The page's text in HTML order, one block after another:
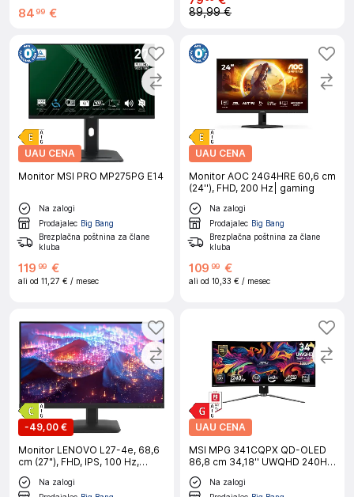
84 99 € 89,99 €
UAU CENA
Monitor MSI PRO MP275PG E14
Na zalogi
Prodajalec Big Bang
Brezplačna poštnina za člane
kluba
119 99 €
ali od 11,27 € / mesec
UAU CENA
Monitor AOC 24G4HRE 60,6 cm
(24''), FHD, 200 Hz| gaming
Na zalogi
Prodajalec Big Bang
Brezplačna poštnina za člane
kluba
109 99 €
ali od 10,33 € / mesec
-49,00 €
Monitor LENOVO L27-4e, 68,6
cm (27"), FHD, IPS, 100 Hz,
HDMI/VGA
Na zalogi
UAU CENA
MSI MPG 341CQPX QD-OLED
86,8 cm 34,18'' UWQHD 240Hz
črn monitor
Na zalogi